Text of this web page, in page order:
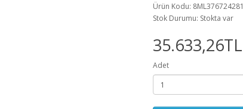
Ürün Kodu: 8ML376724281
Stok Durumu: Stokta var
35.633,26TL
Adet